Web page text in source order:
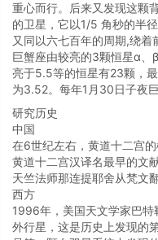
重心而行。后来又发现这颗
的卫星，它以1/5 角秒的半
又同以六七百年的周期,绕着
巨蟹座由较亮的3颗恒星α、
亮于5.5等的恒星有23颗，
为3.52。每年1月30日子夜
研究历史
中国
在6世纪左右，黄道十二宫
黄道十二宫汉译名最早的文
天竺法师那连提耶舍从梵文翻
西方
1996年，美国天文学家巴
外行星，这是历史上发现的